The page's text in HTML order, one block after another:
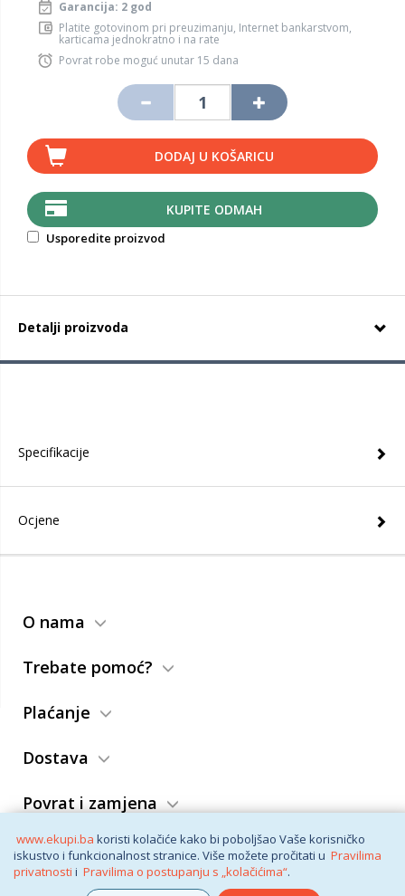
www.ekupi.ba koristi kolačiće kako bi poboljšao Vaše korisničko
iskustvo i funkcionalnost stranice. Više možete pročitati u Pravilima
privatnosti i Pravilima o postupanju s „kolačićima“.
Garancija: 2 god
Platite gotovinom pri preuzimanju, Internet bankarstvom,
karticama jednokratno i na rate
Povrat robe moguć unutar 15 dana
DODAJ U KOŠARICU
KUPITE ODMAH
Usporedite proizvod
Detalji proizvoda
Specifikacije
Ocjene
O nama
Trebate pomoć?
Plaćanje
Dostava
Povrat i zamjena
Opći uslovi